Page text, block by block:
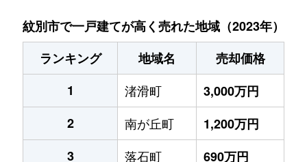
紋別市で一戸建てが高く売れた地域（2023年）
ランキング
地域名
売却価格
1
渚滑町
3,000万円
2
南が丘町
1,200万円
3
落石町
690万円